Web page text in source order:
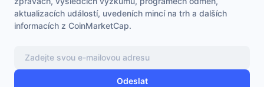
aktualizacích událostí, uvedeních mincí na trh a dalších
informacích z CoinMarketCap.
Odeslat